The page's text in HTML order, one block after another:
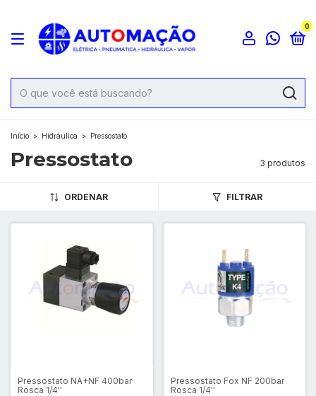
0
Início > Hidráulica > Pressostato
Pressostato 3 produtos
ORDENAR FILTRAR
Pressostato NA+NF 400bar
Rosca 1/4''
Pressostato Fox NF 200bar
Rosca 1/4''